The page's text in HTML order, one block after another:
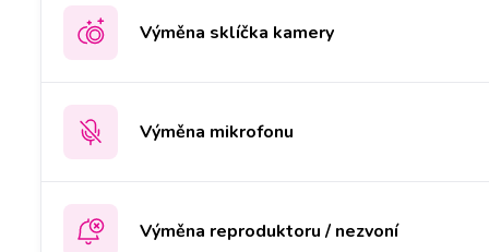
Výměna sklíčka kamery
Výměna mikrofonu
Výměna reproduktoru / nezvoní